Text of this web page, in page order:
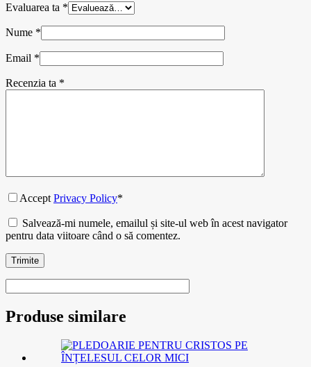
Evaluarea ta *
Nume *
Email *
Recenzia ta *
Accept Privacy Policy*
Salvează-mi numele, emailul și site-ul web în acest navigator
pentru data viitoare când o să comentez.
Trimite
Produse similare